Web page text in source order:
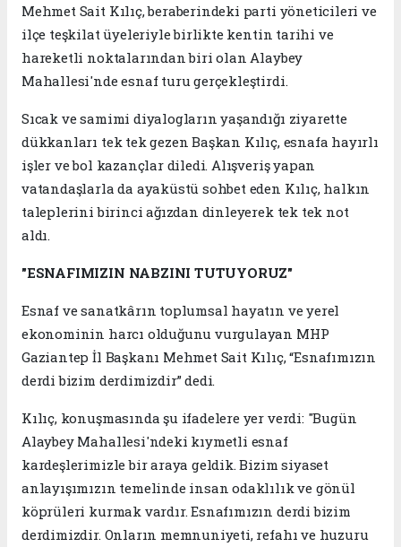
Mehmet Sait Kılıç, beraberindeki parti yöneticileri ve
ilçe teşkilat üyeleriyle birlikte kentin tarihi ve
hareketli noktalarından biri olan Alaybey
Mahallesi'nde esnaf turu gerçekleştirdi.
Sıcak ve samimi diyalogların yaşandığı ziyarette
dükkanları tek tek gezen Başkan Kılıç, esnafa hayırlı
işler ve bol kazançlar diledi. Alışveriş yapan
vatandaşlarla da ayaküstü sohbet eden Kılıç, halkın
taleplerini birinci ağızdan dinleyerek tek tek not
aldı.
"ESNAFIMIZIN NABZINI TUTUYORUZ"
Esnaf ve sanatkârın toplumsal hayatın ve yerel
ekonominin harcı olduğunu vurgulayan MHP
Gaziantep İl Başkanı Mehmet Sait Kılıç, “Esnafımızın
derdi bizim derdimizdir” dedi.
Kılıç, konuşmasında şu ifadelere yer verdi: "Bugün
Alaybey Mahallesi'ndeki kıymetli esnaf
kardeşlerimizle bir araya geldik. Bizim siyaset
anlayışımızın temelinde insan odaklılık ve gönül
köprüleri kurmak vardır. Esnafımızın derdi bizim
derdimizdir. Onların memnuniyeti, refahı ve huzuru